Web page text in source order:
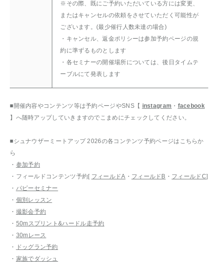
※その際、既にご予約いただいている方には変更、
またはキャンセルの依頼をさせていただく可能性が
ございます。(最少催行人数未達の場合)
・キャンセル、返金ポリシーは参加予約ページの規
約に準ずるものとします
・各セミナーの開催場所については、後日タイムテ
ーブルにて発表します
■開催内容やコンテンツ等は予約ページやSNS【 instagram ・ facebook
】へ随時アップしていきますのでこまめにチェックしてください。
■シュナウザーミートアップ 2026の各コンテンツ予約ページはこちらか
ら
・ 参加予約
・フィールドコンテンツ予約[ フィールドA ・ フィールドB ・ フィールドC]
・ パピーセミナー
・ 個別レッスン
・ 撮影会予約
・ 50mスプリント&ハードル走予約
・ 30mレース
・
ドッグラン予約
・ 家族でダッシュ